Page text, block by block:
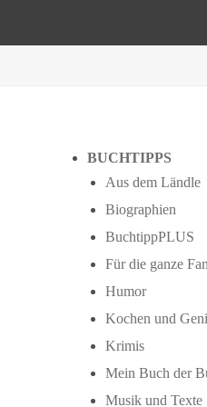
BUCHTIPPS
Aus dem Ländle
Biographien
BuchtippPLUS
Für die ganze
Humor
Kochen und
Krimis
Mein Buch der
Musik und Texte